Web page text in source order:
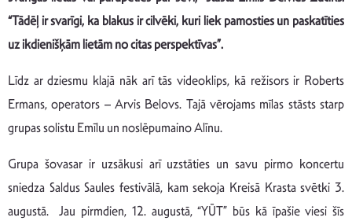
“Tādēļ ir svarīgi, ka blakus ir cilvēki, kuri liek pamosties un paskatīties
uz ikdienišķām lietām no citas perspektīvas”.
Līdz ar dziesmu klajā nāk arī tās videoklips, kā režisors ir Roberts
Ermans, operators – Arvis Belovs. Tajā vērojams mīlas stāsts starp
grupas solistu Emīlu un noslēpumaino Alīnu.
Grupa šovasar ir uzsākusi arī uzstāties un savu pirmo koncertu
sniedza Saldus Saules festivālā, kam sekoja Kreisā Krasta svētki 3.
augustā. Jau pirmdien, 12. augustā, “YŪT” būs kā īpašie viesi šīs